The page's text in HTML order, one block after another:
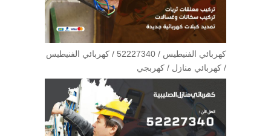
كهربائي الفنيطيس / 52227340 / كهربائي الفنيطيس
/ كهربائي منازل / كهربجي